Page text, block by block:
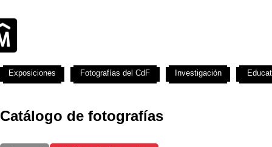
Catálogo de fotografías
Exposiciones Fotografías del CdF Investigación